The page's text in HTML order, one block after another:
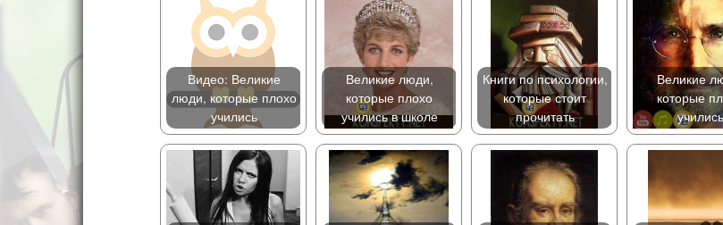
Видео: Великие
люди, которые плохо
учились
Великие люди,
которые плохо
учились в школе
Книги по психологии,
которые стоит
прочитать
Великие
которые
учились